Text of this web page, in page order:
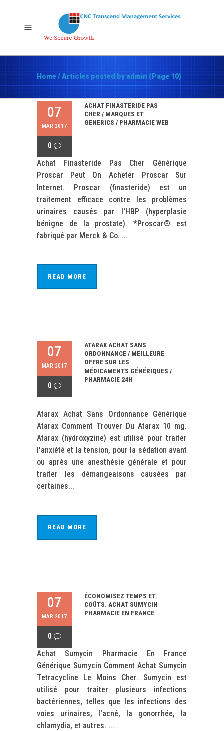
Home/Articles posted by admin (Page 10)
07
MAR 2017
0
ACHAT FINASTERIDE PAS
CHER / MARQUES ET
GENERICS / PHARMACIE WEB
Achat Finasteride Pas Cher Générique
Proscar Peut On Acheter Proscar Sur
Internet. Proscar (finasteride) est un
traitement efficace contre les problèmes
urinaires causés par l'HBP (hyperplasie
bénigne de la prostate). *Proscar® est
fabriqué par Merck & Co. ...
READ MORE
07
MAR 2017
0
ATARAX ACHAT SANS
ORDONNANCE / MEILLEURE
OFFRE SUR LES
MÉDICAMENTS GÉNÉRIQUES /
PHARMACIE 24H
Atarax Achat Sans Ordonnance Générique
Atarax Comment Trouver Du Atarax 10 mg.
Atarax (hydroxyzine) est utilisé pour traiter
l'anxiété et la tension, pour la sédation avant
ou après une anesthésie générale et pour
traiter les démangeaisons causées par
certaines...
READ MORE
07
MAR 2017
0
ÉCONOMISEZ TEMPS ET
COÛTS. ACHAT SUMYCIN
PHARMACIE EN FRANCE
Achat Sumycin Pharmacie En France
Générique Sumycin Comment Achat Sumycin
Tetracycline Le Moins Cher. Sumycin est
utilisé pour traiter plusieurs infections
bactériennes, telles que les infections des
voies urinaires, l'acné, la gonorrhée, la
chlamydia, et autres. ...